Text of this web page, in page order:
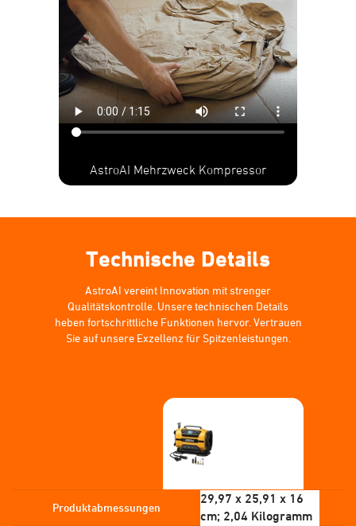
AstroAI Mehrzweck Kompressor
Technische Details
AstroAI vereint Innovation mit strenger
Qualitätskontrolle. Unsere technischen Details
heben fortschrittliche Funktionen hervor. Vertrauen
Sie auf unsere Exzellenz für Spitzenleistungen.
Produktabmessungen
29,97 x 25,91 x 16
cm; 2,04 Kilogramm